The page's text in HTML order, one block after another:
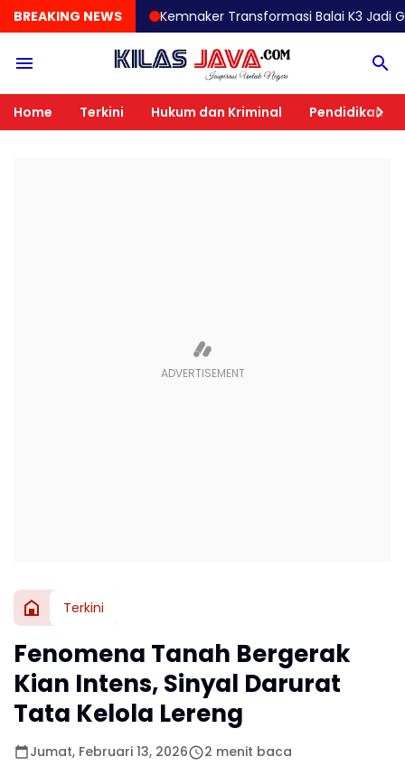
BREAKING NEWSKemnaker Transformasi Balai K3 Jadi Garda
Home Terkini Hukum dan Kriminal Pendidikan
Terkini
Fenomena Tanah Bergerak
Kian Intens, Sinyal Darurat
Tata Kelola Lereng
Jumat, Februari 13, 2026 2 menit baca